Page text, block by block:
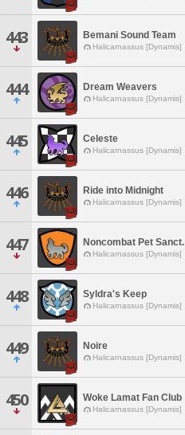
443 Bemani Sound Team
Halicarnassus [Dynamis]
444 Dream Weavers
Halicarnassus [Dynamis]
445 Celeste
Halicarnassus [Dynamis]
446 Ride into Midnight
Halicarnassus [Dynamis]
447 Noncombat Pet Sanct.
Halicarnassus [Dynamis]
448 Syldra's Keep
Halicarnassus [Dynamis]
449 Noire
Halicarnassus [Dynamis]
450 Woke Lamat Fan Club
Halicarnassus [Dynamis]